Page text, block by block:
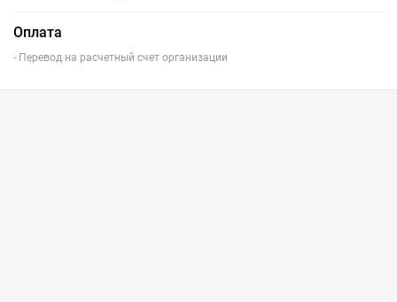
Оплата
- Перевод на расчетный счет организации